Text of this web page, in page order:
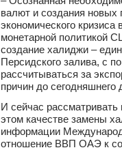
валют и создания новых
экономического кризиса
монетарной политикой
создание халиджи –
Персидского залива, с
рассчитываться за
причин до сегодняшнего
И сейчас
этом качестве замены
информации
отношение ВВП ОАЭ к